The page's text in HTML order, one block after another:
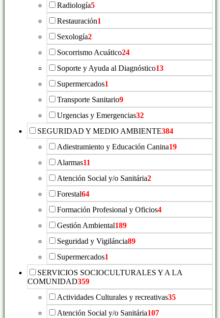
Radiología5
Restauración1
Sexología2
Socorrismo Acuático24
Soporte y Ayuda al Diagnóstico13
Supermercados1
Transporte Sanitario9
Urgencias y Emergencias32
SEGURIDAD Y MEDIO AMBIENTE384
Adiestramiento y Educación Canina19
Alarmas11
Atención Social y/o Sanitária2
Forestal64
Formación Profesional y Oficios4
Gestión Ambiental189
Seguridad y Vigiláncia89
Supermercados1
SERVICIOS SOCIOCULTURALES Y A LA
COMUNIDAD359
Actividades Culturales y recreativas35
Atención Social y/o Sanitária107